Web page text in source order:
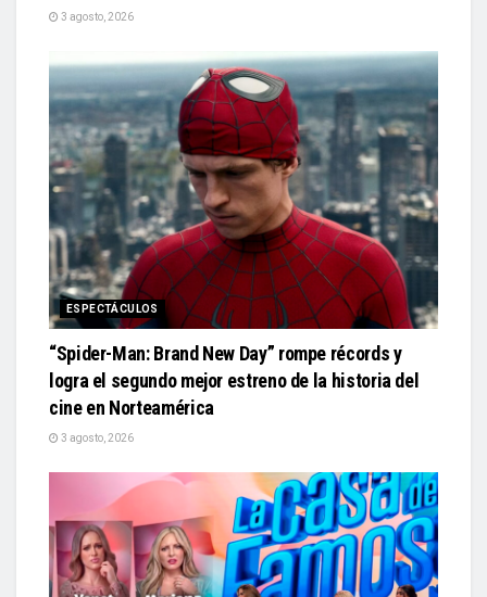
3 agosto, 2026
ESPECTÁCULOS
“Spider-Man: Brand New Day” rompe récords y
logra el segundo mejor estreno de la historia del
cine en Norteamérica
3 agosto, 2026